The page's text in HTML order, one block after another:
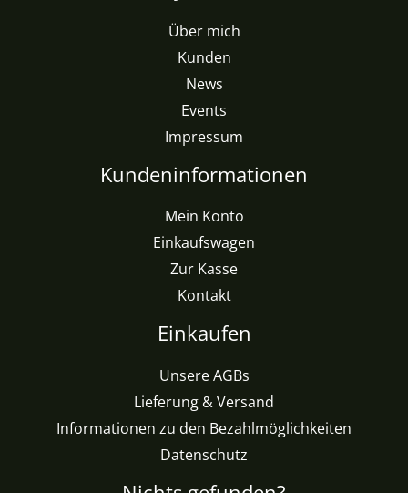
Über mich
Kunden
News
Events
Impressum
Kundeninformationen
Mein Konto
Einkaufswagen
Zur Kasse
Kontakt
Einkaufen
Unsere AGBs
Lieferung & Versand
Informationen zu den Bezahlmöglichkeiten
Datenschutz